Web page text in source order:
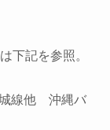
下記を参照。
城線他 沖縄バ